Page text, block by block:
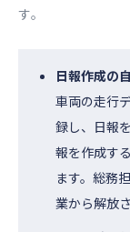
す。
日報作成の
車両の走行
録し、日報
報を作成す
ます。総務
業から解放